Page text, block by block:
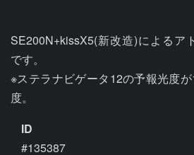
SE200N+kissX5(新改造)によるア
です。
※ステラナビゲータ12の予報光度
度。
ID
#135387